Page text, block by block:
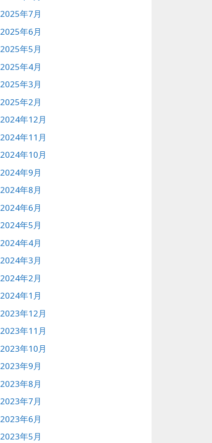
2025年7月
2025年6月
2025年5月
2025年4月
2025年3月
2025年2月
2024年12月
2024年11月
2024年10月
2024年9月
2024年8月
2024年6月
2024年5月
2024年4月
2024年3月
2024年2月
2024年1月
2023年12月
2023年11月
2023年10月
2023年9月
2023年8月
2023年7月
2023年6月
2023年5月